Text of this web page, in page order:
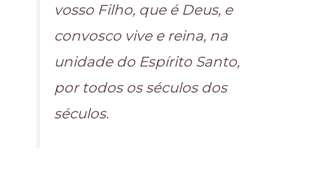
vosso Filho, que é Deus, e
convosco vive e reina, na
unidade do Espírito Santo,
por todos os séculos dos
séculos.